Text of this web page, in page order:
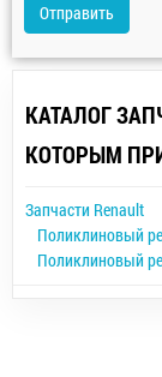
Отправить
КАТАЛОГ
КОТОРЫМ
Запчасти Renault
Поликлиновый
Поликлиновый